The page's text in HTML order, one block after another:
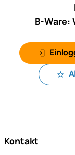
B-Ware:
Kontakt